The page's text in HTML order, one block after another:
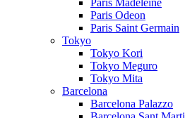
Paris Madeleine
Paris Odeon
Paris Saint Germain
Tokyo
Tokyo Kori
Tokyo Meguro
Tokyo Mita
Barcelona
Barcelona Palazzo